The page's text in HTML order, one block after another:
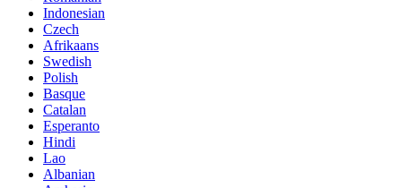
Indonesian
Czech
Afrikaans
Swedish
Polish
Basque
Catalan
Esperanto
Hindi
Lao
Albanian